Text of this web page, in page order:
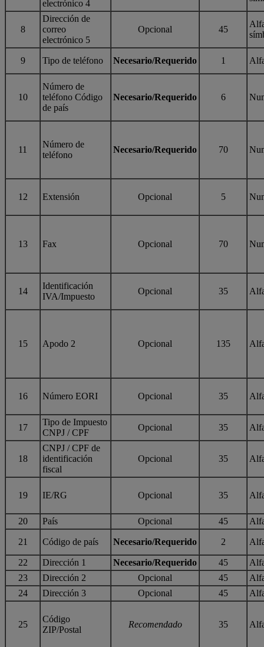
electrónico 4
8
Dirección de
correo
electrónico 5
Opcional 45
9 Tipo de teléfono Necesario/Requerido 1
10
Número de
teléfono Código
de país
Necesario/Requerido 6
11
Número de
teléfono
Necesario/Requerido 70
12 Extensión Opcional 5
13 Fax Opcional 70
14
Identificación
IVA/Impuesto
Opcional 35
15 Apodo 2 Opcional 135
16 Número EORI Opcional 35
17
Tipo de Impuesto
CNPJ / CPF
Opcional 35
18
CNPJ / CPF de
identificación
fiscal
Opcional 35
19 IE/RG Opcional 35
20 País Opcional 45
21 Código de país Necesario/Requerido 2
22 Dirección 1 Necesario/Requerido 45
23
Dirección 2 Opcional 45
24
Dirección 3 Opcional 45
25
Código
ZIP/Postal
Recomendado 35